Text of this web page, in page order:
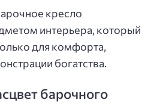
кресло
интерьера, который
для комфорта,
богатства.
барочного